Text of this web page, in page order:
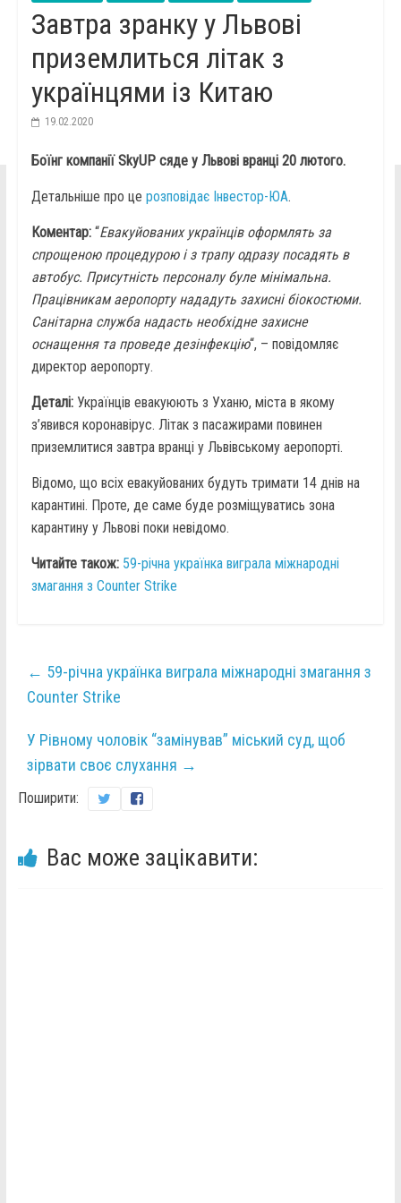
Завтра зранку у Львові
приземлиться літак з
українцями із Китаю
19.02.2020
Боїнг компанії SkyUP сяде у Львові вранці 20 лютого.
Детальніше про це розповідає Інвестор-ЮА.
Коментар: “Евакуйованих українців оформлять за
спрощеною процедурою і з трапу одразу посадять в
автобус. Присутність персоналу буле мінімальна.
Працівникам аеропорту нададуть захисні біокостюми.
Санітарна служба надасть необхідне захисне
оснащення та проведе дезінфекцію“, – повідомляє
директор аеропорту.
Деталі: Українців евакуюють з Уханю, міста в якому
з’явився коронавірус. Літак з пасажирами повинен
приземлитися завтра вранці у Львівському аеропорті.
Відомо, що всіх евакуйованих будуть тримати 14 днів на
карантині. Проте, де саме буде розміщуватись зона
карантину у Львові поки невідомо.
Читайте також: 59-річна українка виграла міжнародні
змагання з Counter Strike
← 59-річна українка виграла міжнародні змагання з
Counter Strike
У Рівному чоловік “замінував” міський суд, щоб
зірвати своє слухання →
Поширити:
Вас може зацікавити: